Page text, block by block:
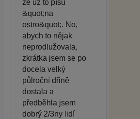
že už to píšu
&quot;na
ostro&quot;. No,
abych to nějak
neprodlužovala,
zkrátka jsem se po
docela velký
půlroční dřině
dostala a
předběhla jsem
dobrý 2/3ny lidí